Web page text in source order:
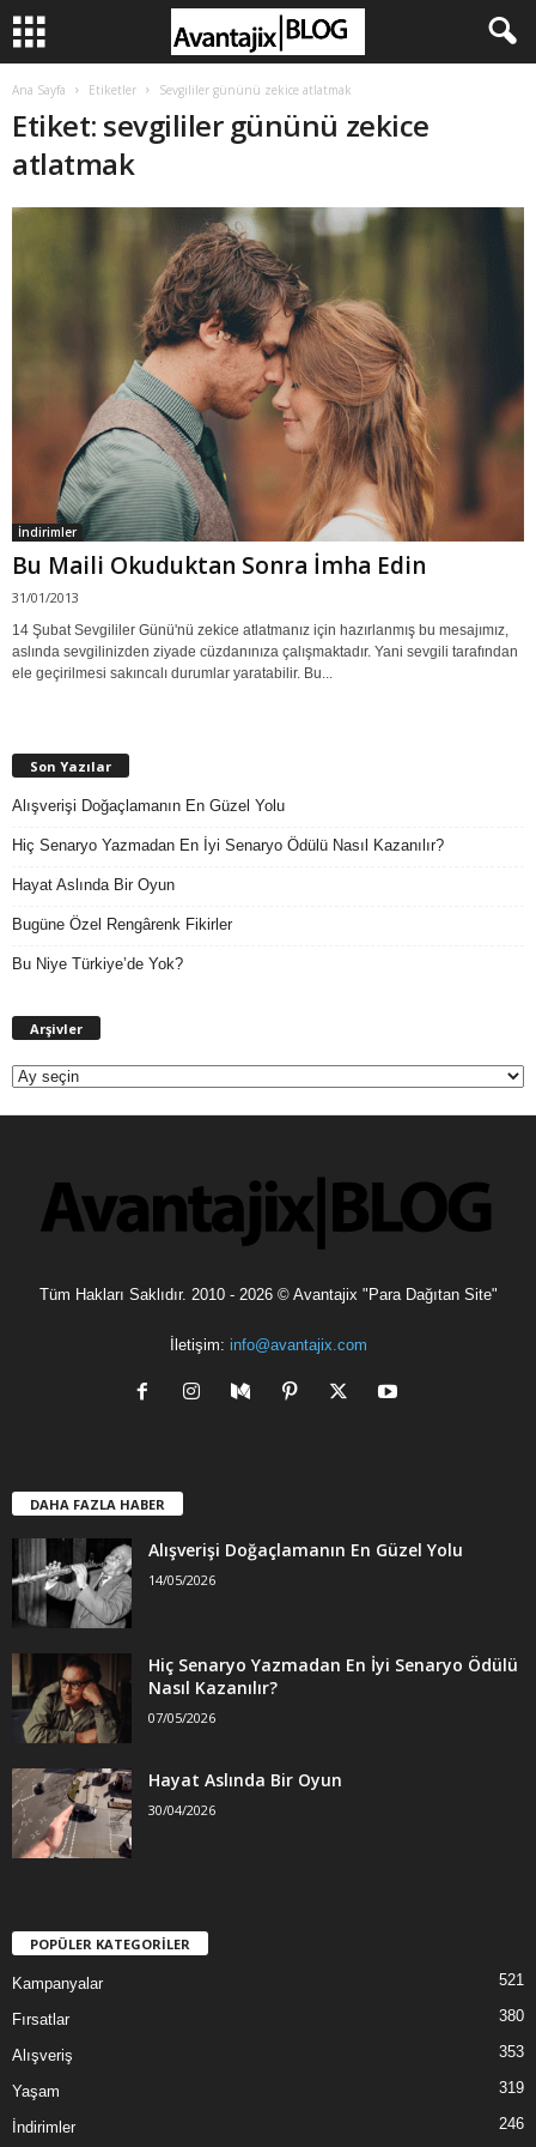
Ana Sayfa Etiketler Sevgililer gününü zekice atlatmak
Etiket: sevgililer gününü zekice
atlatmak
İndirimler
Bu Maili Okuduktan Sonra İmha Edin
31/01/2013
14 Şubat Sevgililer Günü'nü zekice atlatmanız için hazırlanmış bu mesajımız,
aslında sevgilinizden ziyade cüzdanınıza çalışmaktadır. Yani sevgili tarafından
ele geçirilmesi sakıncalı durumlar yaratabilir. Bu...
Son Yazılar
Alışverişi Doğaçlamanın En Güzel Yolu
Hiç Senaryo Yazmadan En İyi Senaryo Ödülü Nasıl Kazanılır?
Hayat Aslında Bir Oyun
Bugüne Özel Rengârenk Fikirler
Bu Niye Türkiye’de Yok?
Arşivler
Tüm Hakları Saklıdır. 2010 - 2026 © Avantajix "Para Dağıtan Site"
İletişim: info@avantajix.com
DAHA FAZLA HABER
Alışverişi Doğaçlamanın En Güzel Yolu
14/05/2026
Hiç Senaryo Yazmadan En İyi Senaryo Ödülü
Nasıl Kazanılır?
07/05/2026
Hayat Aslında Bir Oyun
30/04/2026
POPÜLER KATEGORİLER
Kampanyalar 521
Fırsatlar 380
Alışveriş 353
Yaşam 319
İndirimler 246